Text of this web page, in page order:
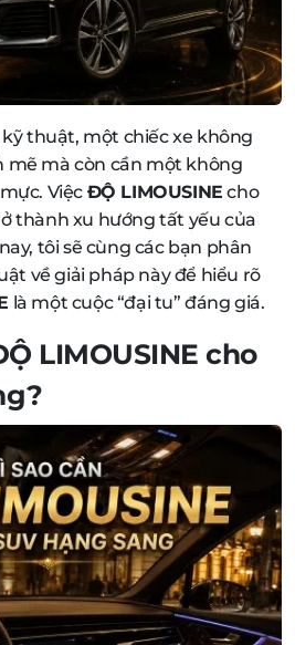
thuật, một chiếc xe không
mẽ mà còn cần một không
Việc ĐỘ LIMOUSINE cho
thành xu hướng tất yếu của
tôi sẽ cùng các bạn phân
về giải pháp này để hiểu rõ
là một cuộc “đại tu” đáng giá.
LIMOUSINE cho